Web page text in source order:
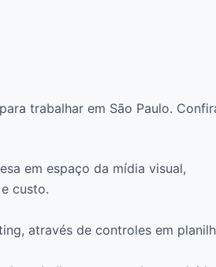
trabalhar em São Paulo.
em espaço da mídia visual,
custo.
através de controles em